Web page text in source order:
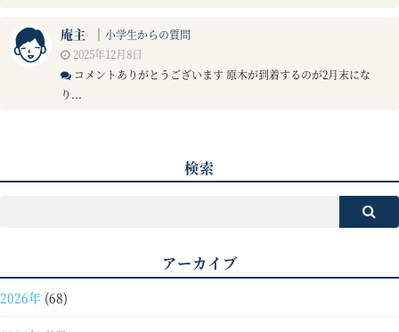
庵主 ｜ 小学生からの質問
2025年12月8日
コメントありがとうございます 原木が到着するのが2月末にな
り...
検索
アーカイブ
2026年 (68)